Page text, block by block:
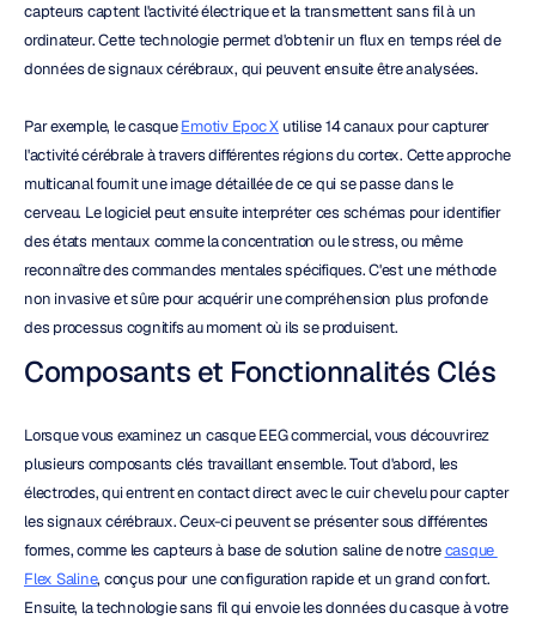
capteurs captent l'activité électrique et la transmettent sans fil à un
ordinateur. Cette technologie permet d'obtenir un flux en temps réel de
données de signaux cérébraux, qui peuvent ensuite être analysées.
Par exemple, le casque Emotiv Epoc X utilise 14 canaux pour capturer
l'activité cérébrale à travers différentes régions du cortex. Cette approche
multicanal fournit une image détaillée de ce qui se passe dans le
cerveau. Le logiciel peut ensuite interpréter ces schémas pour identifier
des états mentaux comme la concentration ou le stress, ou même
reconnaître des commandes mentales spécifiques. C'est une méthode
non invasive et sûre pour acquérir une compréhension plus profonde
des processus cognitifs au moment où ils se produisent.
Composants et Fonctionnalités Clés
Lorsque vous examinez un casque EEG commercial, vous découvrirez
plusieurs composants clés travaillant ensemble. Tout d'abord, les
électrodes, qui entrent en contact direct avec le cuir chevelu pour capter
les signaux cérébraux. Ceux-ci peuvent se présenter sous différentes
formes, comme les capteurs à base de solution saline de notre casque
Flex Saline, conçus pour une configuration rapide et un grand confort.
Ensuite, la technologie sans fil qui envoie les données du casque à votre